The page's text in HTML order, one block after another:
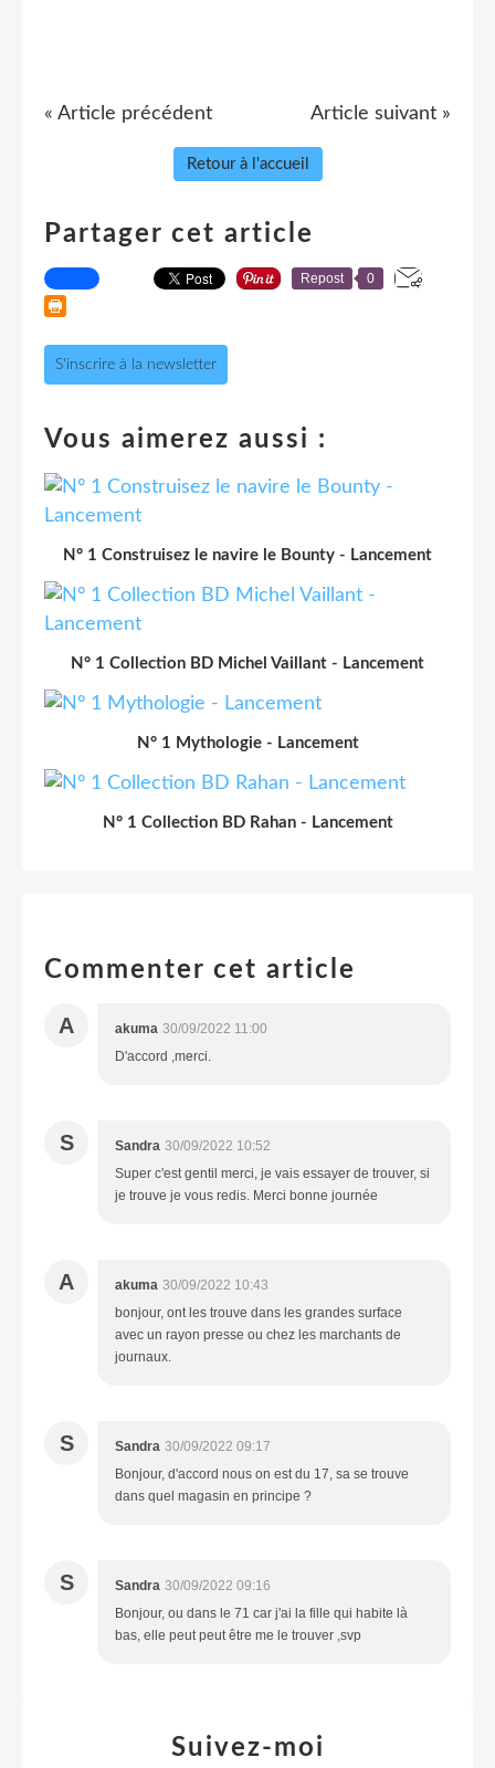
« Article précédent Article suivant »
Retour à l'accueil
Partager cet article
Repost 0
S'inscrire à la newsletter
Vous aimerez aussi :
N° 1 Construisez le navire le Bounty - Lancement
N° 1 Collection BD Michel Vaillant - Lancement
N° 1 Mythologie - Lancement
N° 1 Collection BD Rahan - Lancement
Commenter cet article
A akuma 30/09/2022 11:00
D'accord ,merci.
S Sandra 30/09/2022 10:52
Super c'est gentil merci, je vais essayer de trouver, si
je trouve je vous redis. Merci bonne journée
A akuma 30/09/2022 10:43
bonjour, ont les trouve dans les grandes surface
avec un rayon presse ou chez les marchants de
journaux.
S Sandra 30/09/2022 09:17
Bonjour, d'accord nous on est du 17, sa se trouve
dans quel magasin en principe ?
S Sandra 30/09/2022 09:16
Bonjour, ou dans le 71 car j'ai la fille qui habite là
bas, elle peut peut être me le trouver ,svp
Suivez-moi